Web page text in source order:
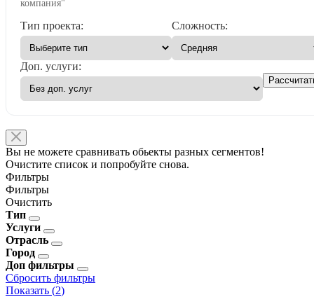
компания"
Тип проекта: Сложность:
Доп. услуги:
Вы не можете сравнивать обьекты разных сегментов!
Очистите список и попробуйте снова.
Фильтры
Фильтры
Очистить
Тип
Услуги
Отрасль
Город
Доп фильтры
Сбросить фильтры
Показать (2)